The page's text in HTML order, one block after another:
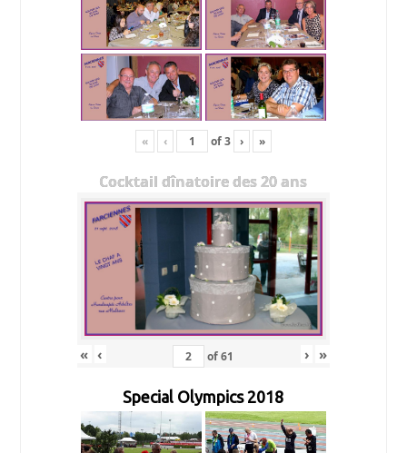
« ‹ of3 › »
Cocktail dînatoire des 20 ans
« ‹ of61 › »
Special Olympics 2018